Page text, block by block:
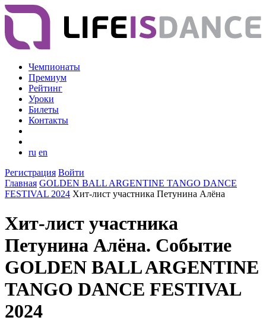
Чемпионаты
Премиум
Рейтинг
Уроки
Билеты
Контакты
ru en
Регистрация Войти
Главная GOLDEN BALL ARGENTINE TANGO DANCE
FESTIVAL 2024 Хит-лист участника Петунина Алёна
Хит-лист участника
Петунина Алёна. Событие
GOLDEN BALL ARGENTINE
TANGO DANCE FESTIVAL
2024